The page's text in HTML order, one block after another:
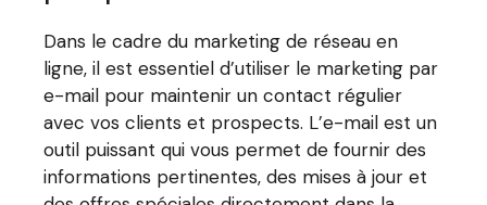
Dans le cadre du marketing de réseau en
ligne, il est essentiel d’utiliser le marketing par
e-mail pour maintenir un contact régulier
avec vos clients et prospects. L’e-mail est un
outil puissant qui vous permet de fournir des
informations pertinentes, des mises à jour et